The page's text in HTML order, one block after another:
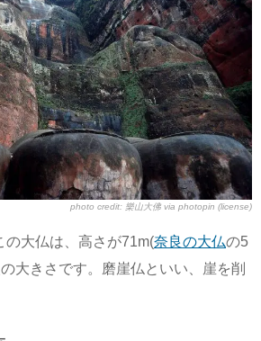
photo credit: 樂山大佛 via photopin (license)
の大仏は、高さが71m(奈良の大仏の5
大きさです。磨崖仏といい、崖を削